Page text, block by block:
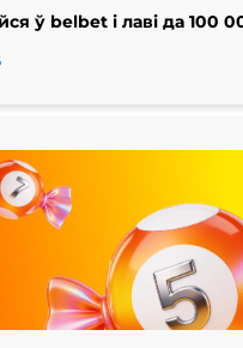
ў belbet і лаві да 100